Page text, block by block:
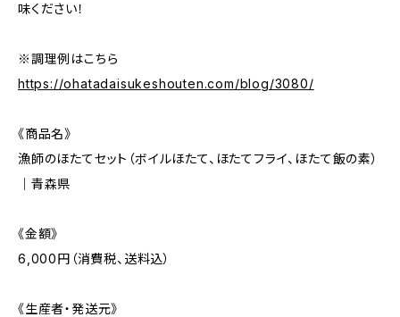
味ください！
※調理例はこちら
https://ohatadaisukeshouten.com/blog/3080/
《商品名》
漁師のほたてセット（ボイルほたて、ほたてフライ、ほたて飯の素）
｜青森県
《金額》
6,000円（消費税、送料込）
《生産者・発送元》